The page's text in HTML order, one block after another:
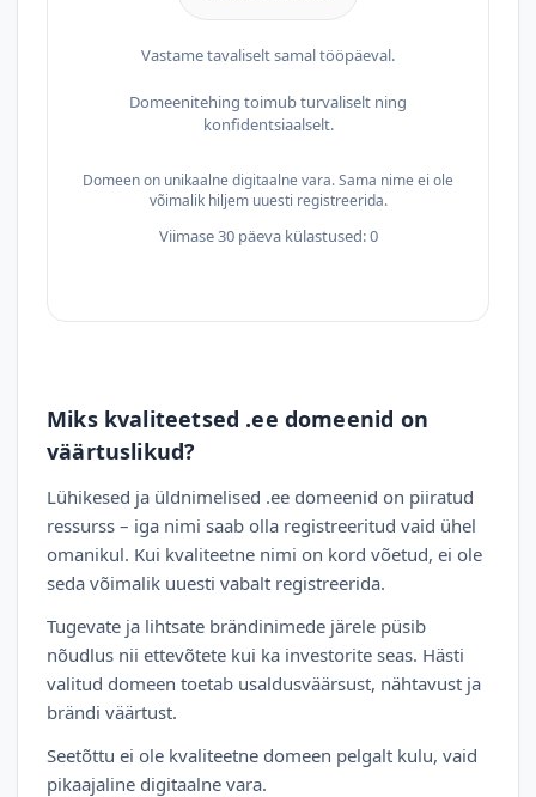
Vastame tavaliselt samal tööpäeval.
Domeenitehing toimub turvaliselt ning
konfidentsiaalselt.
Domeen on unikaalne digitaalne vara. Sama nime ei ole
võimalik hiljem uuesti registreerida.
Viimase 30 päeva külastused: 0
Miks kvaliteetsed .ee domeenid on
väärtuslikud?
Lühikesed ja üldnimelised .ee domeenid on piiratud
ressurss – iga nimi saab olla registreeritud vaid ühel
omanikul. Kui kvaliteetne nimi on kord võetud, ei ole
seda võimalik uuesti vabalt registreerida.
Tugevate ja lihtsate brändinimede järele püsib
nõudlus nii ettevõtete kui ka investorite seas. Hästi
valitud domeen toetab usaldusväärsust, nähtavust ja
brändi väärtust.
Seetõttu ei ole kvaliteetne domeen pelgalt kulu, vaid
pikaajaline digitaalne vara.